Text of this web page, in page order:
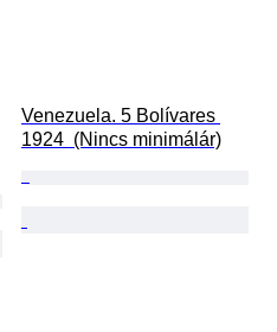
Venezuela. 5 Bolívares
1924  (Nincs minimálár)